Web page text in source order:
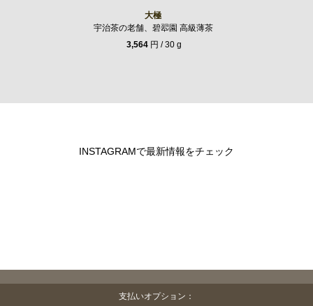
大極
宇治茶の老舗、碧翆園 高級薄茶
3,564円 / 30 g
INSTAGRAMで最新情報をチェック
支払いオプション：